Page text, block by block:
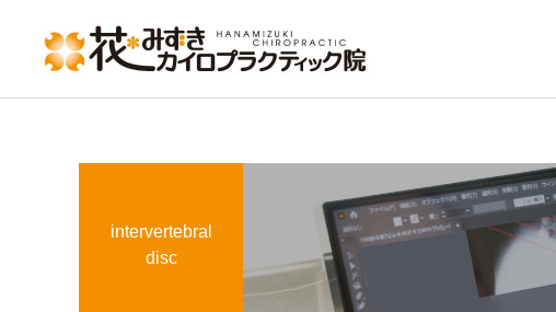
intervertebral
disc